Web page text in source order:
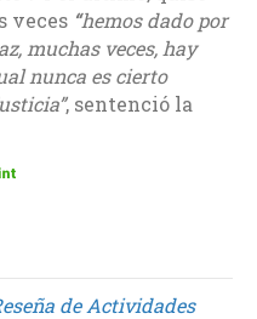
veces “hemos dado por
muchas veces, hay
nunca es cierto
, sentenció la
de Actividades